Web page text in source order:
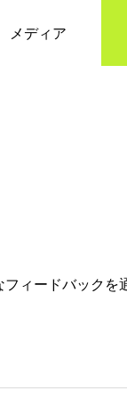
メディア
ィードバックを